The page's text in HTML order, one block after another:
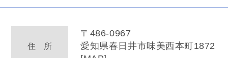
住 所
〒486-0967
愛知県春日井市味美西本町1872